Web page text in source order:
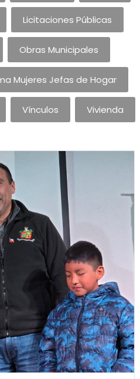
Licitaciones Públicas
Obras Municipales
Mujeres Jefas de Hogar
Vínculos Vivienda